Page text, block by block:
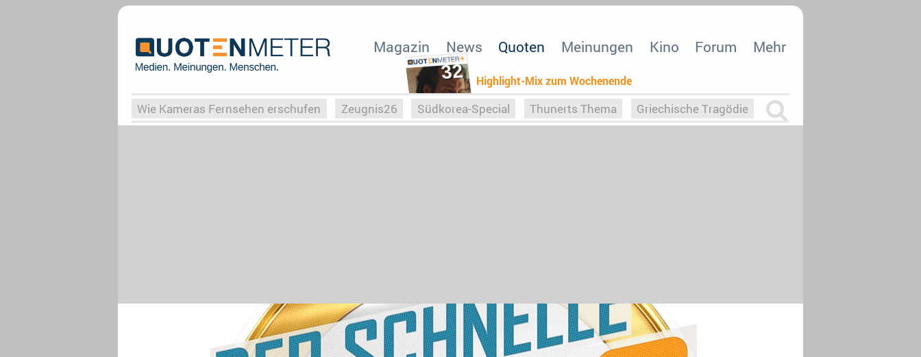
32 Highlight-Mix zum Wochenende
Magazin News Quoten Meinungen Kino Forum Mehr
Wie Kameras Fernsehen erschufen Zeugnis26 Südkorea-Special Thunerts Thema Griechische Tragödie